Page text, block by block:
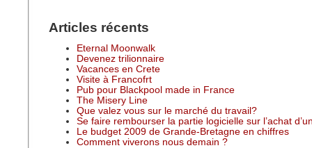
Articles récents
Eternal Moonwalk
Devenez trilionnaire
Vacances en Crete
Visite à Francofrt
Pub pour Blackpool made in France
The Misery Line
Que valez vous sur le marché du travail?
Se faire rembourser la partie logicielle sur l’achat
Le budget 2009 de Grande-Bretagne en chiffres
Comment viverons nous demain ?